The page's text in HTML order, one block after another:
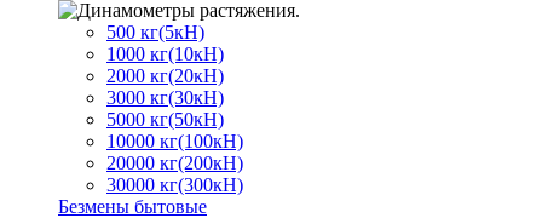
500 кг(5кН)
1000 кг(10кН)
2000 кг(20кН)
3000 кг(30кН)
5000 кг(50кН)
10000 кг(100кН)
20000 кг(200кН)
30000 кг(300кН)
Безмены бытовые